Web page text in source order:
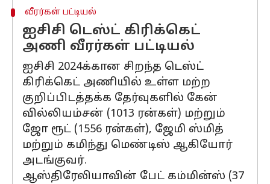
வீரர்கள் பட்டியல்
ஐசிசி டெஸ்ட் கிரிக்கெட்
அணி வீரர்கள் பட்டியல்
ஐசிசி 2024க்கான சிறந்த டெஸ்ட்
கிரிக்கெட் அணியில் உள்ள மற்ற
குறிப்பிடத்தக்க தேர்வுகளில் கேன்
வில்லியம்சன் (1013 ரன்கள்) மற்றும்
ஜோ ரூட் (1556 ரன்கள்), ஜேமி ஸ்மித்
மற்றும் கமிந்து மெண்டிஸ் ஆகியோர்
அடங்குவர்.
ஆஸ்திரேலியாவின் பேட் கம்மின்ஸ் (37